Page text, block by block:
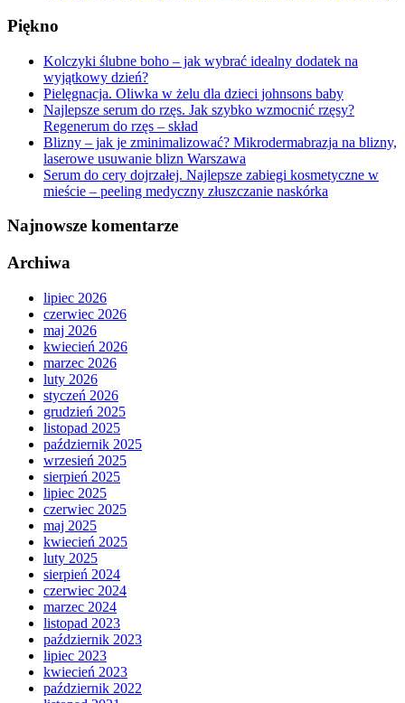
Piękno
Kolczyki ślubne boho – jak wybrać idealny dodatek na
wyjątkowy dzień?
Pielęgnacja. Oliwka w żelu dla dzieci johnsons baby
Najlepsze serum do rzęs. Jak szybko wzmocnić rzęsy?
Regenerum do rzęs – skład
Blizny – jak je zminimalizować? Mikrodermabrazja na blizny,
laserowe usuwanie blizn Warszawa
Serum do cery dojrzałej. Najlepsze zabiegi kosmetyczne w
mieście – peeling medyczny złuszczanie naskórka
Najnowsze komentarze
Archiwa
lipiec 2026
czerwiec 2026
maj 2026
kwiecień 2026
marzec 2026
luty 2026
styczeń 2026
grudzień 2025
listopad 2025
październik 2025
wrzesień 2025
sierpień 2025
lipiec 2025
czerwiec 2025
maj 2025
kwiecień 2025
luty 2025
sierpień 2024
czerwiec 2024
marzec 2024
listopad 2023
październik 2023
lipiec 2023
kwiecień 2023
październik 2022